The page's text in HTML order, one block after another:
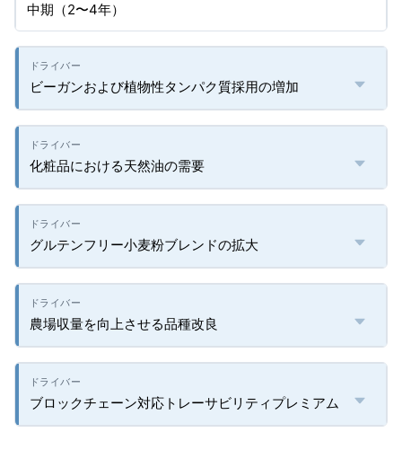
中期（2〜4年）
ビーガンおよび植物性タンパク質採用の増加
化粧品における天然油の需要
グルテンフリー小麦粉ブレンドの拡大
農場収量を向上させる品種改良
ブロックチェーン対応トレーサビリティプレミアム